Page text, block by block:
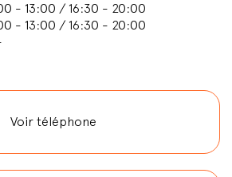
- 13:00 / 16:30 - 20:00
- 13:00 / 16:30 - 20:00
Voir téléphone